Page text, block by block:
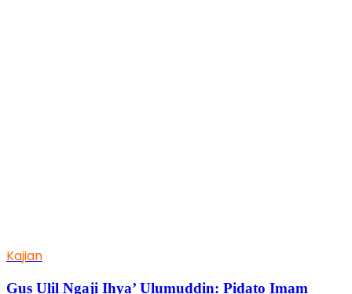
Kajian
Gus Ulil Ngaji Ihya’ Ulumuddin: Pidato Imam